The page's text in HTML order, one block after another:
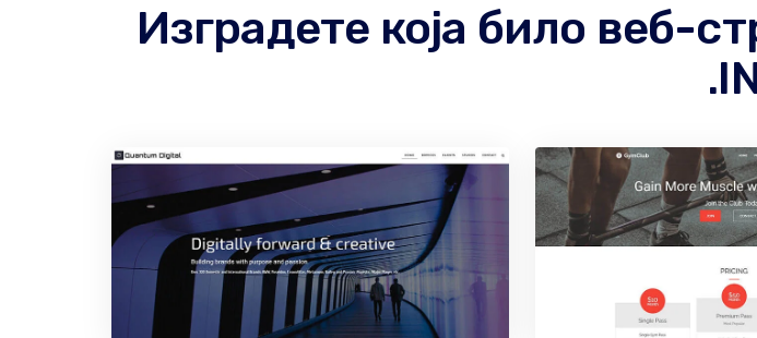
Изградете која било веб-